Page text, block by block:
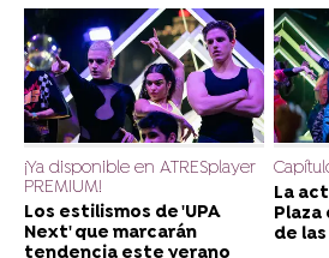
¡Ya disponible en ATRESplayer
PREMIUM!
Los estilismos de 'UPA
Next' que marcarán
La
Plaza
de